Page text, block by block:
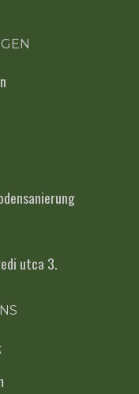
utca 3.